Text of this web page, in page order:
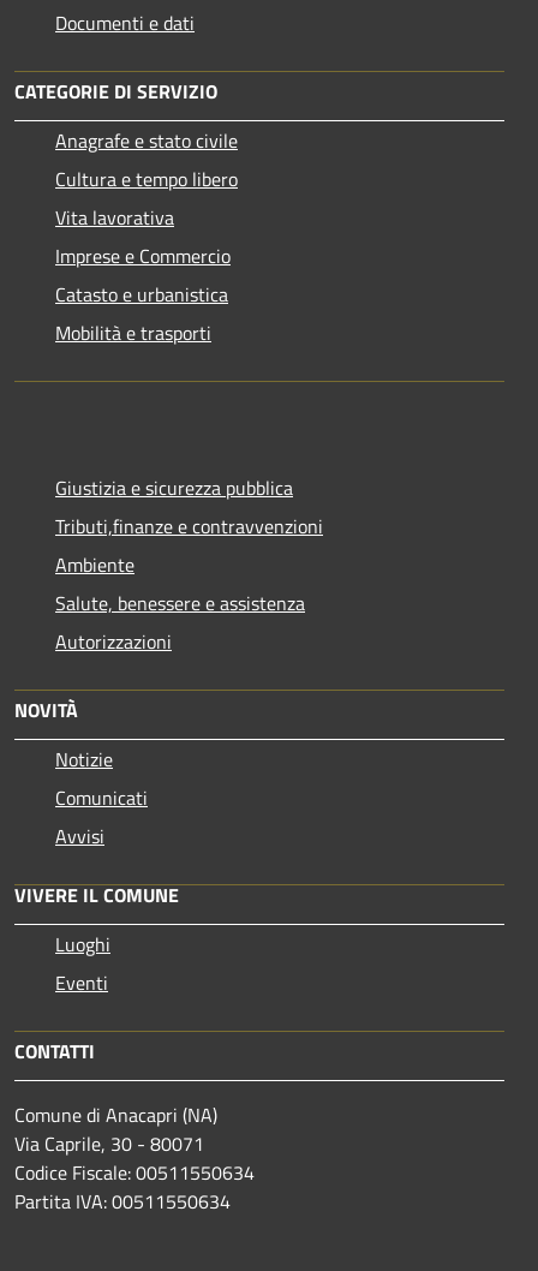
Documenti e dati
CATEGORIE DI SERVIZIO
Anagrafe e stato civile
Cultura e tempo libero
Vita lavorativa
Imprese e Commercio
Catasto e urbanistica
Mobilità e trasporti
Giustizia e sicurezza pubblica
Tributi,finanze e contravvenzioni
Ambiente
Salute, benessere e assistenza
Autorizzazioni
NOVITÀ
Notizie
Comunicati
Avvisi
VIVERE IL COMUNE
Luoghi
Eventi
CONTATTI
Comune di Anacapri (NA)
Via Caprile, 30 - 80071
Codice Fiscale: 00511550634
Partita IVA: 00511550634